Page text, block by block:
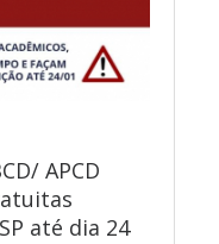
APCD
até dia 24